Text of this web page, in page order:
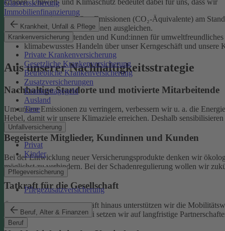
Glasversicherung
Immobilienfinanzierung
Krankheit, Unfall & Pflege
Krankenversicherung
Private Krankenversicherung
Gesetzliche Krankenversicherung
Betriebliche Krankenversicherung
Zusatzversicherungen
Krankentagegeld
Ausland
Tiere
Unfallversicherung
Privat
Kinder
Pflegeversicherung
Pflegezusatzversicherung
Beruf, Alter & Finanzen
Beruf
unsere eigenen CO₂e-Emissionen (CO₂-Äquivalente) am
unvermeidliche Emissionen ausgleichen.
unsere Mitarbeitenden und Kund:innen für
klimabewusstes Handeln über unser Kerngeschäft und unsere
Aus unserer Nachhaltigkeitsstrategie
Nachhaltige Standorte und motivierte Mitarbeitende
Um unsere Emissionen zu verringern, verbessern wir u. a. die
Hebel, damit wir unsere Klimaziele erreichen. Deshalb
Begeisterte Mitglieder, Kundinnen und Kunden
Bei der Entwicklung neuer Versicherungsprodukte denken wir
möglichst zu verhindern. Bei der Schadenregulierung wollen wir
Tatkraft für die Gesellschaft
Über unser tägliches Geschäft hinaus unterstützen wir die
Klimaschutz widmen. Dabei setzen wir auf langfristige